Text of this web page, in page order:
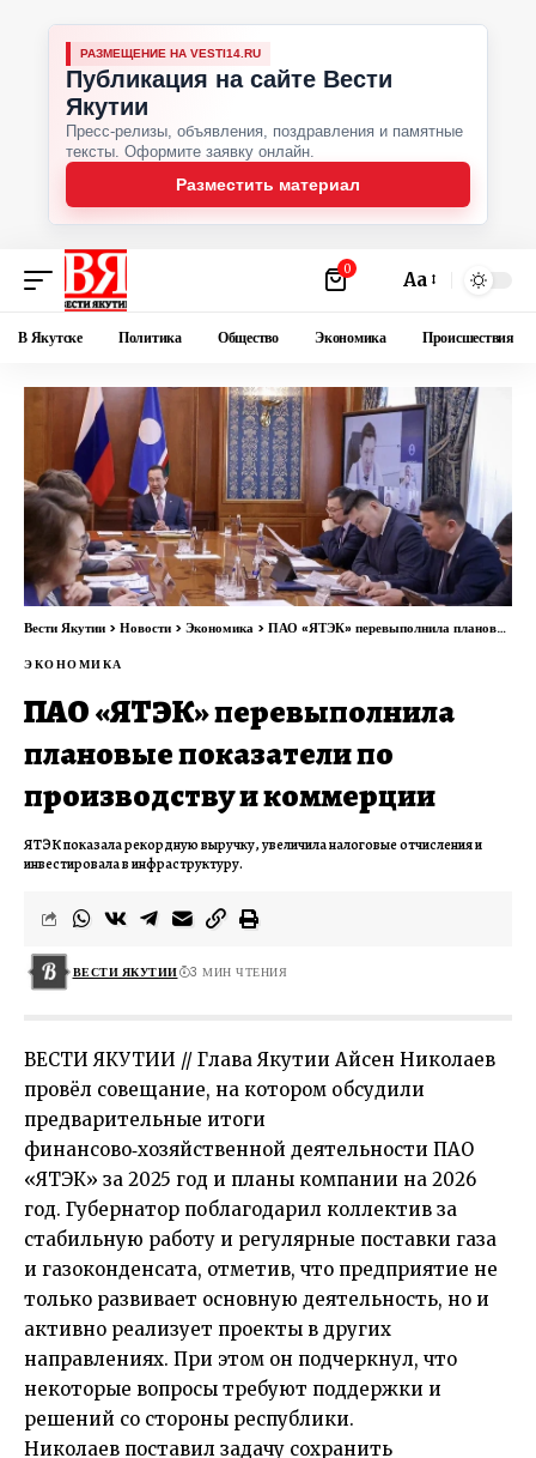
РАЗМЕЩЕНИЕ НА VESTI14.RU
Публикация на сайте Вести
Якутии
Пресс-релизы, объявления, поздравления и памятные
тексты. Оформите заявку онлайн.
Разместить материал
0 Аа
В Якутске Политика Общество Экономика Происшествия
Вести Якутии >Новости >Экономика >ПАО «ЯТЭК» перевыполнила плановые показатели по производству и коммерции
ЭКОНОМИКА
ПАО «ЯТЭК» перевыполнила
плановые показатели по
производству и коммерции
ЯТЭК показала рекордную выручку, увеличила налоговые отчисления и
инвестировала в инфраструктуру.
ВЕСТИ ЯКУТИИ 3 МИН ЧТЕНИЯ
ВЕСТИ ЯКУТИИ // Глава Якутии Айсен Николаев
провёл совещание, на котором обсудили
предварительные итоги
финансово‑хозяйственной деятельности ПАО
«ЯТЭК» за 2025 год и планы компании на 2026
год. Губернатор поблагодарил коллектив за
стабильную работу и регулярные поставки газа
и газоконденсата, отметив, что предприятие не
только развивает основную деятельность, но и
активно реализует проекты в других
направлениях. При этом он подчеркнул, что
некоторые вопросы требуют поддержки и
решений со стороны республики.
Николаев поставил задачу сохранить